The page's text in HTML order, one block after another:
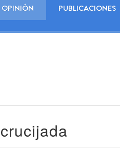
OPINIÓN PUBLICACIONES